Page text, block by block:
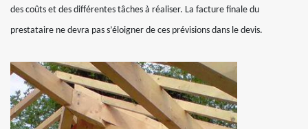
des coûts et des différentes tâches à réaliser. La facture finale du
prestataire ne devra pas s’éloigner de ces prévisions dans le devis.